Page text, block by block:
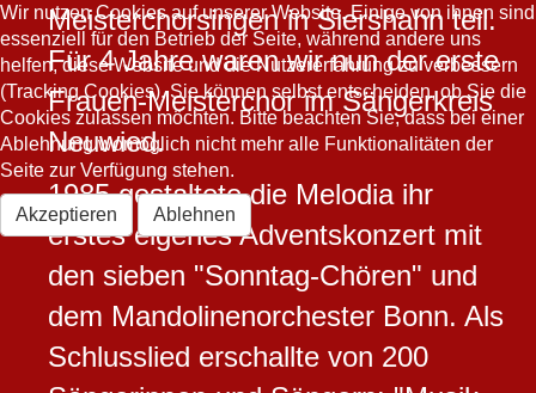
Meisterchorsingen in Siershahn teil.
Für 4 Jahre waren wir nun der erste
Frauen-Meisterchor im Sängerkreis
Neuwied.
1985 gestaltete die Melodia ihr
erstes eigenes Adventskonzert mit
den sieben "Sonntag-Chören" und
dem Mandolinenorchester Bonn. Als
Schlusslied erschallte von 200
Wir nutzen Cookies auf unserer Website. Einige von ihnen sind
essenziell für den Betrieb der Seite, während andere uns
helfen, diese Website und die Nutzererfahrung zu verbessern
(Tracking Cookies). Sie können selbst entscheiden, ob Sie die
Cookies zulassen möchten. Bitte beachten Sie, dass bei einer
Ablehnung womöglich nicht mehr alle Funktionalitäten der
Seite zur Verfügung stehen.
Akzeptieren Ablehnen